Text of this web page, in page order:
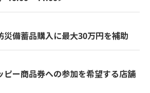
災備蓄品購入に最大30万円を補助
ピー商品券への参加を希望する店舗